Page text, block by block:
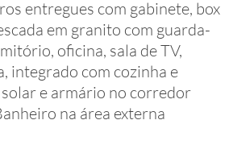
entregues com gabinete, box
em granito com guarda-
oficina, sala de TV,
integrado com cozinha e
e armário no corredor
na área externa